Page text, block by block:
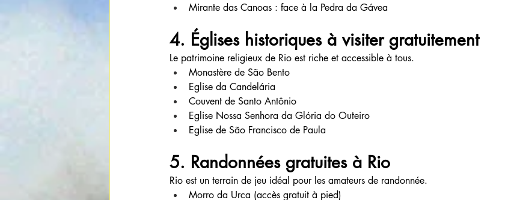
Mirante das Canoas : face à la Pedra da Gávea
4. Églises historiques à visiter gratuitement
Le patrimoine religieux de Rio est riche et accessible à tous.
Monastère de São Bento
Eglise da Candelária
Couvent de Santo Antônio
Eglise Nossa Senhora da Glória do Outeiro
Eglise de São Francisco de Paula
5. Randonnées gratuites à Rio
Rio est un terrain de jeu idéal pour les amateurs de randonnée.
Morro da Urca (accès gratuit à pied)